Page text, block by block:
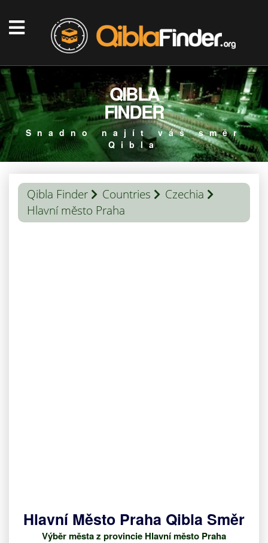
QIBLA
FINDER
Snadno najít váš směr
Qibla
Qibla Finder Countries
Czechia
Hlavní město Praha
Hlavní Město Praha Qibla Směr
Výběr města z provincie Hlavní město Praha